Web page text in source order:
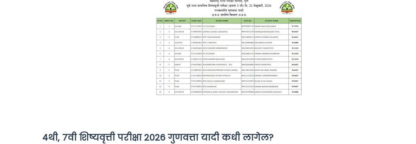
4थी, 7वी शिष्यवृत्ती परीक्षा 2026 गुणवत्ता यादी कधी लागेल?